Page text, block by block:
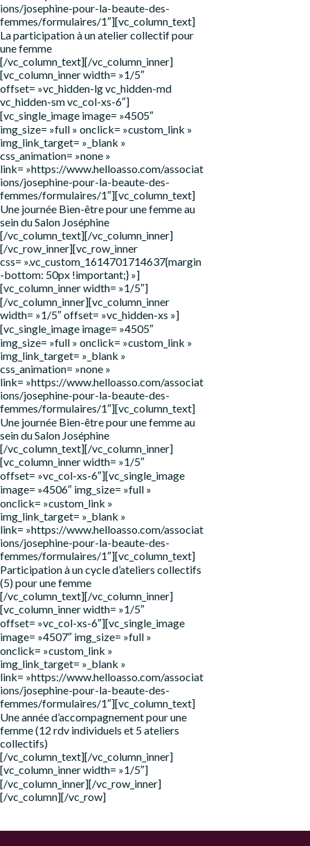
ions/josephine-pour-la-beaute-des-
femmes/formulaires/1″][vc_column_text]
La participation à un atelier collectif pour
une femme
[/vc_column_text][/vc_column_inner]
[vc_column_inner width= »1/5″
offset= »vc_hidden-lg vc_hidden-md
vc_hidden-sm vc_col-xs-6″]
[vc_single_image image= »4505″
img_size= »full » onclick= »custom_link »
img_link_target= »_blank »
css_animation= »none »
link= »https://www.helloasso.com/associat
ions/josephine-pour-la-beaute-des-
femmes/formulaires/1″][vc_column_text]
Une journée Bien-être pour une femme au
sein du Salon Joséphine
[/vc_column_text][/vc_column_inner]
[/vc_row_inner][vc_row_inner
css= ».vc_custom_1614701714637{margin
-bottom: 50px !important;} »]
[vc_column_inner width= »1/5″]
[/vc_column_inner][vc_column_inner
width= »1/5″ offset= »vc_hidden-xs »]
[vc_single_image image= »4505″
img_size= »full » onclick= »custom_link »
img_link_target= »_blank »
css_animation= »none »
link= »https://www.helloasso.com/associat
ions/josephine-pour-la-beaute-des-
femmes/formulaires/1″][vc_column_text]
Une journée Bien-être pour une femme au
sein du Salon Joséphine
[/vc_column_text][/vc_column_inner]
[vc_column_inner width= »1/5″
offset= »vc_col-xs-6″][vc_single_image
image= »4506″ img_size= »full »
onclick= »custom_link »
img_link_target= »_blank »
link= »https://www.helloasso.com/associat
ions/josephine-pour-la-beaute-des-
femmes/formulaires/1″][vc_column_text]
Participation à un cycle d’ateliers collectifs
(5) pour une femme
[/vc_column_text][/vc_column_inner]
[vc_column_inner width= »1/5″
offset= »vc_col-xs-6″][vc_single_image
image= »4507″ img_size= »full »
onclick= »custom_link »
img_link_target= »_blank »
link= »https://www.helloasso.com/associat
ions/josephine-pour-la-beaute-des-
femmes/formulaires/1″][vc_column_text]
Une année d’accompagnement pour une
femme (12 rdv individuels et 5 ateliers
collectifs)
[/vc_column_text][/vc_column_inner]
[vc_column_inner width= »1/5″]
[/vc_column_inner][/vc_row_inner]
[/vc_column][/vc_row]